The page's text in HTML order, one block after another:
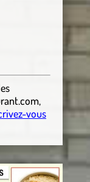
,
vous